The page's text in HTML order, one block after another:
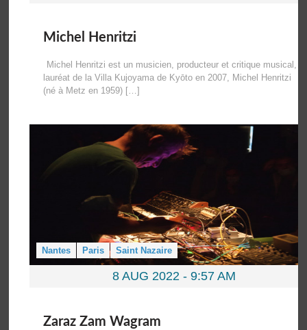
Michel Henritzi
Michel Henritzi est un musicien, producteur et critique musical,
lauréat de la Villa Kujoyama de Kyōto en 2007, Michel Henritzi
(né à Metz en 1959) […]
Nantes Paris Saint Nazaire
8 AUG 2022 - 9:57 AM
Zaraz Zam Wagram